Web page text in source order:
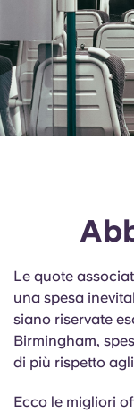
Le quote
una spesa
siano riservate
Birmingham,
di più rispetto
Ecco le migliori